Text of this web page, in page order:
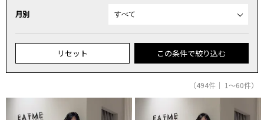
月別
リセット この条件で絞り込む
（494件｜ 1～60件）